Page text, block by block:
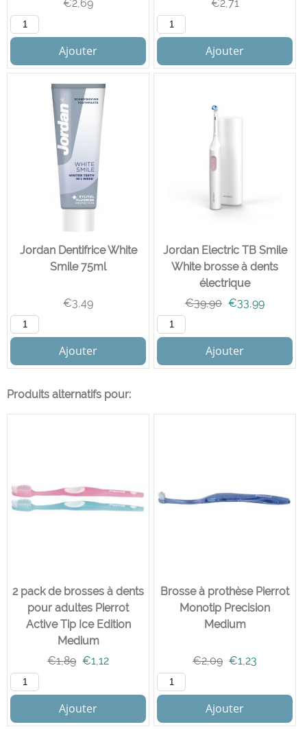
€2,69
Ajouter
€2,71
Ajouter
Jordan Dentifrice White
Smile 75ml
€3,49
Ajouter
Jordan Electric TB Smile
White brosse à dents
électrique
€39,90 €33,99
Ajouter
Produits alternatifs pour:
2 pack de brosses à dents
pour adultes Pierrot
Active Tip Ice Edition
Medium
€1,89 €1,12
Ajouter
Brosse à prothèse Pierrot
Monotip Precision
Medium
€2,09 €1,23
Ajouter